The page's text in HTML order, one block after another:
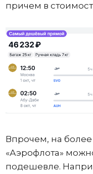
причем в
Впрочем, на
«Аэрофлота»
подешевле.